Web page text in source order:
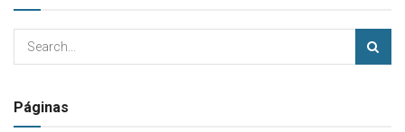
Páginas